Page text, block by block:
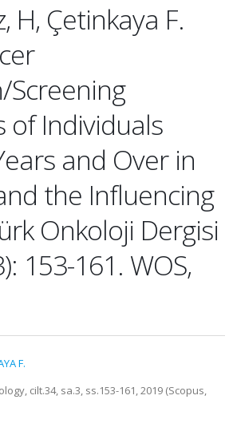
H, Çetinkaya F.
Screening
of Individuals
and Over in
the Influencing
Onkoloji Dergisi
153-161. WOS,
F.
cilt.34, sa.3, ss.153-161, 2019 (Scopus,